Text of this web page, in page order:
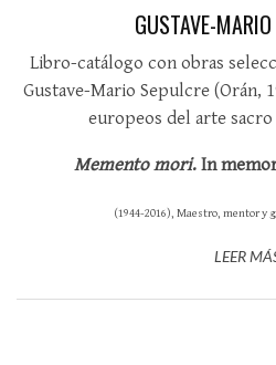
GUSTAVE-
Libro-catálogo con obras
Gustave-Mario Sepulcre (Orán,
europeos del arte
Memento mori. In
(1944-2016), Maestro, mentor y
LEER